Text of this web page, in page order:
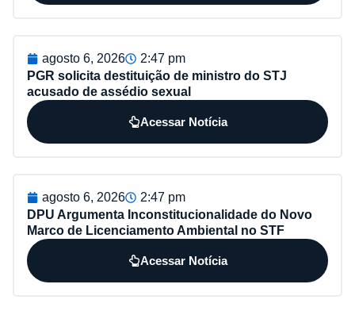
agosto 6, 2026
2:47 pm
PGR solicita destituição de ministro do STJ
acusado de assédio sexual
Acessar Notícia
agosto 6, 2026
2:47 pm
DPU Argumenta Inconstitucionalidade do Novo
Marco de Licenciamento Ambiental no STF
Acessar Notícia